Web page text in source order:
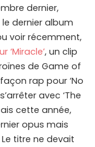
dernier,
le dernier album
voir récemment,
‘Miracle’, un clip
de Game of
rap pour ‘No
avec ‘The
cette année,
opus mais
titre ne devait